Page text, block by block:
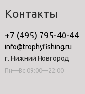
Контакты
+7 (495) 795-40-44
info@trophyfishing.ru
г. Нижний Новгород
Пн—Вс 09:00—22:00